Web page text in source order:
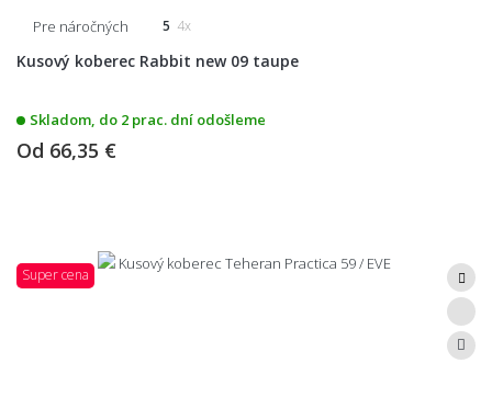
Pre náročných 5 4x
Kusový koberec Rabbit new 09 taupe
Skladom, do 2 prac. dní odošleme
Od 66,35 €
Super cena